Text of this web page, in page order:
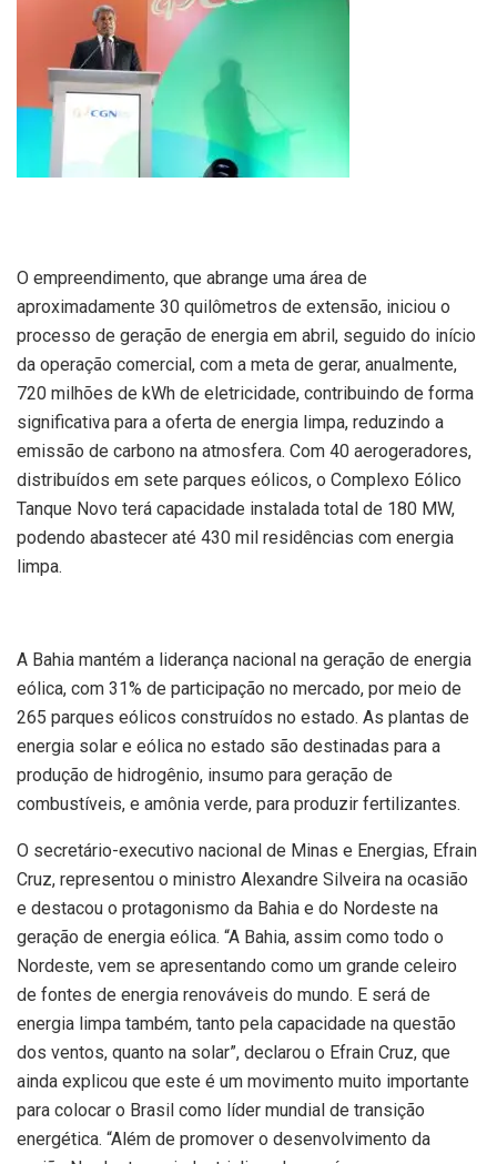
O empreendimento, que abrange uma área de
aproximadamente 30 quilômetros de extensão, iniciou o
processo de geração de energia em abril, seguido do início
da operação comercial, com a meta de gerar, anualmente,
720 milhões de kWh de eletricidade, contribuindo de forma
significativa para a oferta de energia limpa, reduzindo a
emissão de carbono na atmosfera. Com 40 aerogeradores,
distribuídos em sete parques eólicos, o Complexo Eólico
Tanque Novo terá capacidade instalada total de 180 MW,
podendo abastecer até 430 mil residências com energia
limpa.
A Bahia mantém a liderança nacional na geração de energia
eólica, com 31% de participação no mercado, por meio de
265 parques eólicos construídos no estado. As plantas de
energia solar e eólica no estado são destinadas para a
produção de hidrogênio, insumo para geração de
combustíveis, e amônia verde, para produzir fertilizantes.
O secretário-executivo nacional de Minas e Energias, Efrain
Cruz, representou o ministro Alexandre Silveira na ocasião
e destacou o protagonismo da Bahia e do Nordeste na
geração de energia eólica. “A Bahia, assim como todo o
Nordeste, vem se apresentando como um grande celeiro
de fontes de energia renováveis do mundo. E será de
energia limpa também, tanto pela capacidade na questão
dos ventos, quanto na solar”, declarou o Efrain Cruz, que
ainda explicou que este é um movimento muito importante
para colocar o Brasil como líder mundial de transição
energética. “Além de promover o desenvolvimento da